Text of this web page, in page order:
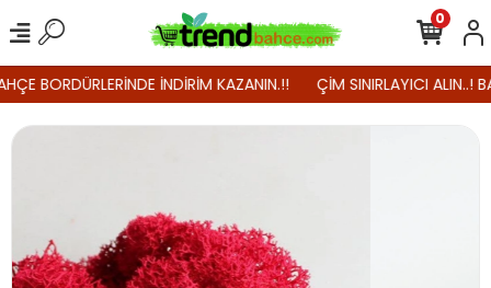
BORDÜRLERİNDE İNDİRİM KAZANIN.!! ÇİM SINIRLAYICI ALIN..!
0